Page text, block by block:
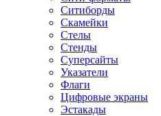
Ситиборды
Скамейки
Стелы
Стенды
Суперсайты
Указатели
Флаги
Цифровые экраны
Эстакады